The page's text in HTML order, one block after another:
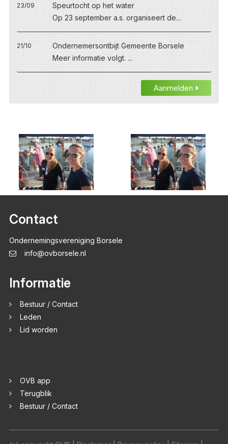
23/09
Speurtocht op het water
Op 23 september a.s. organiseert de...
21/10
Ondernemersontbijt Gemeente Borsele
Meer informatie volgt. ...
Aanmelden
Contact
Ondernemingsvereniging Borsele
info@ovborsele.nl
Informatie
Bestuur / Contact
Leden
Lid worden
OVB app
Terugblik
Bestuur / Contact